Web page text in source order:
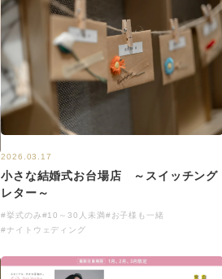
2026.03.17
小さな結婚式お台場店 ～スイッチング
レター～
#挙式のみ#10～30人未満 #お子様も一緒
#ナイトウェディング